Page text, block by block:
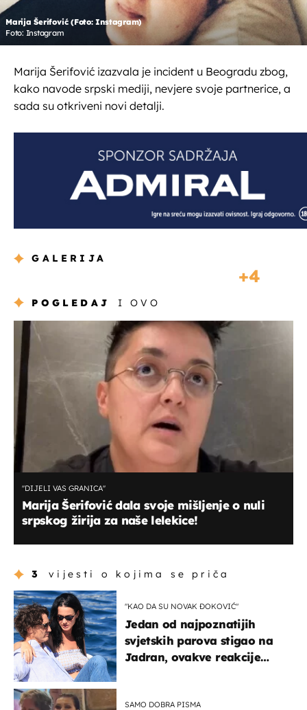
Marija Šerifović (Foto: Instagram)
Foto: Instagram
Marija Šerifović izazvala je incident u Beogradu zbog,
kako navode srpski mediji, nevjere svoje partnerice, a
sada su otkriveni novi detalji.
GALERIJA
4
POGLEDAJ I OVO
''DIJELI VAS GRANICA''
Marija Šerifović dala svoje mišljenje o nuli
srpskog žirija za naše lelekice!
3 vijesti o kojima se priča
"KAO DA SU NOVAK ĐOKOVIĆ"
Jedan od najpoznatijih
svjetskih parova stigao na
Jadran, ovakve reakcije
SAMO DOBRA PISMA